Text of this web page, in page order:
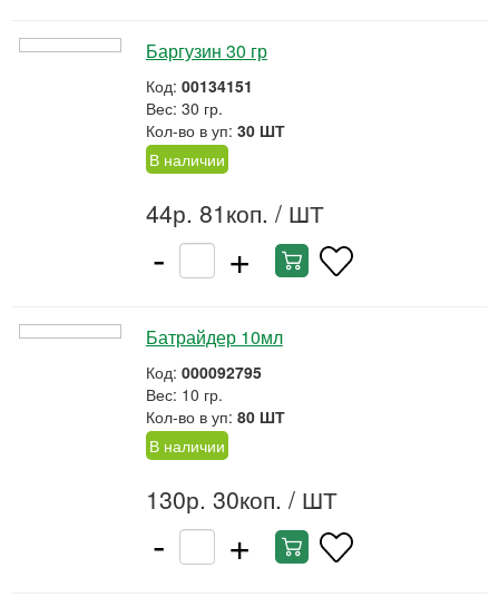
Баргузин 30 гр
Код: 00134151
Вес: 30 гр.
Кол-во в уп: 30 ШТ
В наличии
44р. 81коп. / ШТ
- +
Батрайдер 10мл
Код: 000092795
Вес: 10 гр.
Кол-во в уп: 80 ШТ
В наличии
130р. 30коп. / ШТ
- +